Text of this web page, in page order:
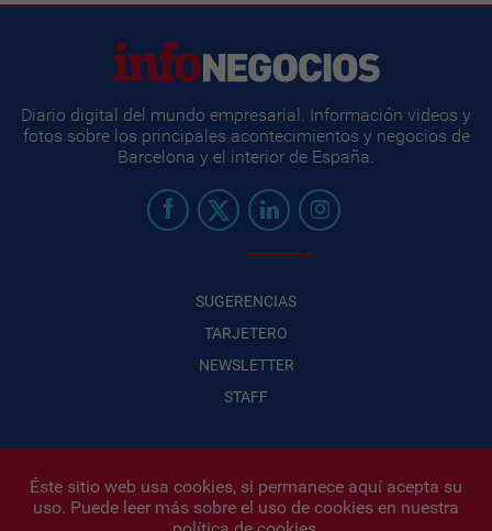
Diario digital del mundo empresarial. Información videos y
fotos sobre los principales acontecimientos y negocios de
Barcelona y el interior de España.
SUGERENCIAS
TARJETERO
NEWSLETTER
STAFF
Infonegocios 2026| INFONEGOCIOS S.A. · CUIT: 30710438486 |
Éste sitio web usa cookies, si permanece aquí acepta su
uso. Puede leer más sobre el uso de cookies en nuestra